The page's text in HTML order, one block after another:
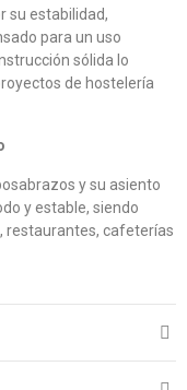
su estabilidad,
para un uso
sólida lo
de hostelería
y su asiento
y estable, siendo
restaurantes, cafeterías